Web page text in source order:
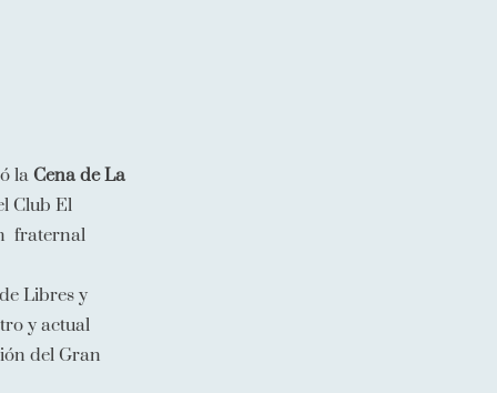
la Cena de La
Club El
fraternal
Libres y
y actual
del Gran